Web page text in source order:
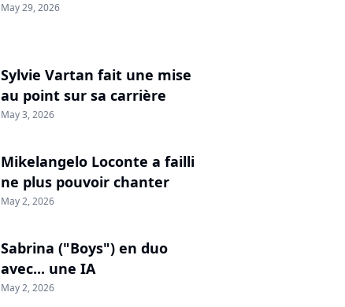
May 29, 2026
Sylvie Vartan fait une mise
au point sur sa carrière
May 3, 2026
Mikelangelo Loconte a failli
ne plus pouvoir chanter
May 2, 2026
Sabrina ("Boys") en duo
avec... une IA
May 2, 2026